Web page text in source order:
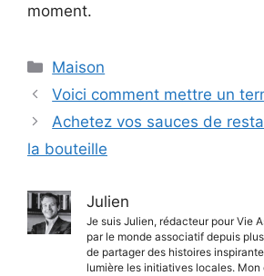
moment.
Catégories
Maison
Voici comment mettre un
Achetez vos sauces de
la bouteille
Julien
Je suis Julien, rédacteur pour Vie
par le monde associatif depuis
de partager des histoires
lumière les initiatives locales.